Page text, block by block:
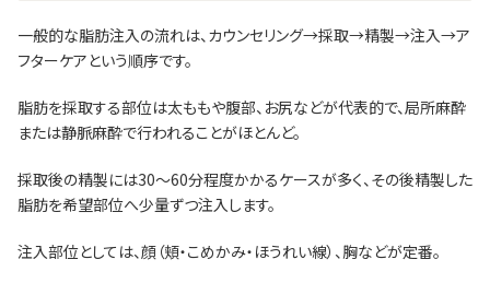
一般的な脂肪注入の流れは、カウンセリング→採取→精製→注入→ア
フターケアという順序です。
脂肪を採取する部位は太ももや腹部、お尻などが代表的で、局所麻酔
または静脈麻酔で行われることがほとんど。
採取後の精製には30〜60分程度かかるケースが多く、その後精製した
脂肪を希望部位へ少量ずつ注入します。
注入部位としては、顔（頬・こめかみ・ほうれい線）、胸などが定番。